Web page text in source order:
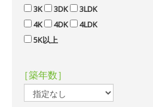
3K
3DK
3LDK
4K
4DK
4LDK
5K以上
［築年数］